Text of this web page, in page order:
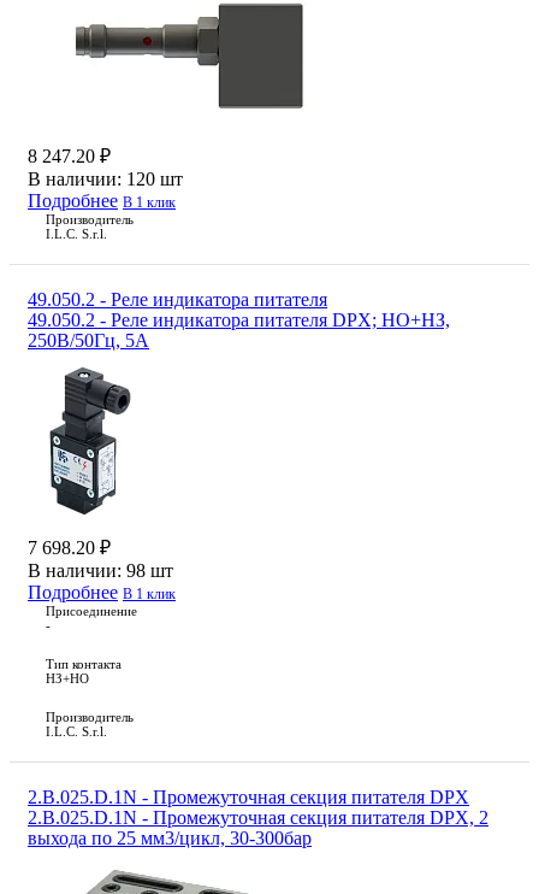
8 247.20 ₽
В наличии: 120 шт
Подробнее В 1 клик
Производитель
I.L.C. S.r.l.
49.050.2 - Реле индикатора питателя
49.050.2 - Реле индикатора питателя DPX; НО+НЗ,
250В/50Гц, 5А
7 698.20 ₽
В наличии: 98 шт
Подробнее В 1 клик
Присоединение
-
Тип контакта
НЗ+НО
Производитель
I.L.C. S.r.l.
2.B.025.D.1N - Промежуточная секция питателя DPX
2.B.025.D.1N - Промежуточная секция питателя DPX, 2
выхода по 25 мм3/цикл, 30-300бар